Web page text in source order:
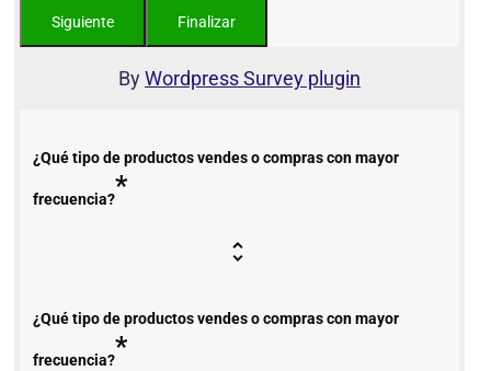
ByWordpress Survey plugin
¿Qué tipo de productos vendes o compras con mayor
frecuencia?*
¿Qué tipo de productos vendes o compras con mayor
frecuencia?*